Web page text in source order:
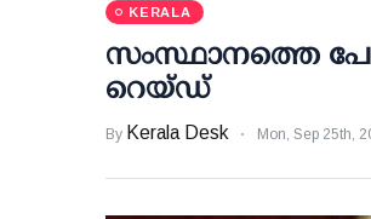
KERALA
സംസ്ഥാനത്തെ
റെയ്ഡ്
By Kerala Desk Mon, Sep 25th,